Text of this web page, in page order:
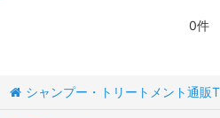
0件
シャンプー・トリートメント通販